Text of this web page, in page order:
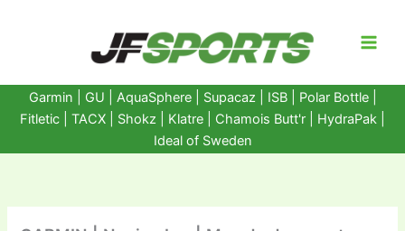
Garmin GU AquaSphere| Supacaz | ISB | Polar Bottle|
Fitletic
TACX Shokz Klatre Chamois Butt'r HydraPak
Ideal of Sweden